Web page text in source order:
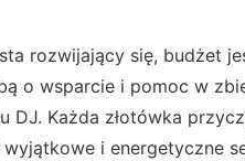
rozwijający się, budżet
o wsparcie i pomoc w
DJ. Każda złotówka
i energetyczne